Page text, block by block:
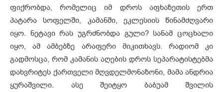
ფიქრობდა, რომელიც იმ დროს აფხაზეთის ერთ
პატარა სოფელში, კამანში, ეკლესიის წინამძღვარი
იყო. ნეტავი რას უგრძნობდა გული? სანამ ცოცხალი
იყო, ამ ამბებზე არაფერი მიკითხავს. რადიომ კი
გადმოსცა, რომ კამანის აღების დროს სეპარატისტებმა
დახვრიტეს ქართველი მღვდელმონაზონი, მამა ანდრია
ყურაშვილი. ასე შეიტყო ბაბუამ შვილის